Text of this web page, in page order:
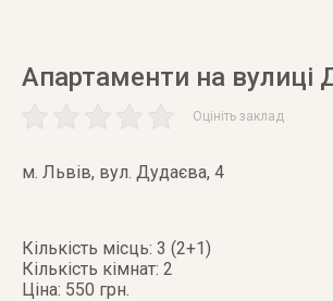
Апартаменти на вулиці
Оцініть заклад
м. Львів, вул. Дудаєва, 4
Кількість місць: 3 (2+1)
Кількість кімнат: 2
Ціна: 550 грн.